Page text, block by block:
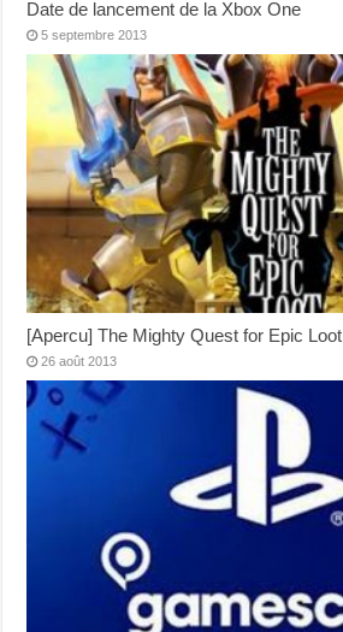
Date de lancement de la Xbox One
5 septembre 2013
[Apercu] The Mighty Quest for Epic Loot
26 août 2013